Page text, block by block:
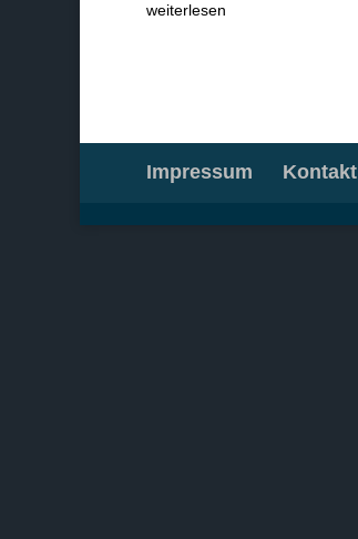
weiterlesen
Impressum Kontakt